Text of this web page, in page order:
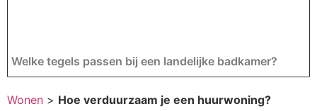
Welke tegels passen bij een landelijke badkamer?
Wonen > Hoe verduurzaam je een huurwoning?